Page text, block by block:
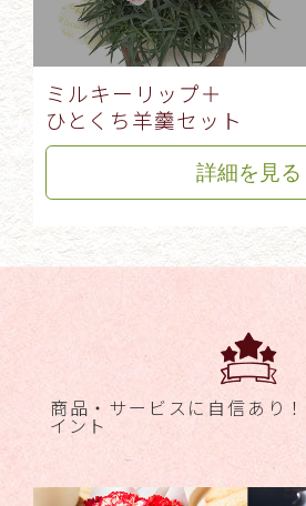
ミルキーリップ＋
ひとくち羊羹セット
詳細を見る
商品・サービスに自信あり！
イント